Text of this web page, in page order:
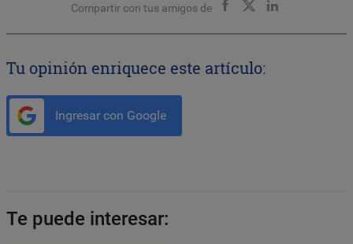
Compartir con tus amigos de
Tu opinión enriquece este artículo:
Ingresar con Google
Te puede interesar: